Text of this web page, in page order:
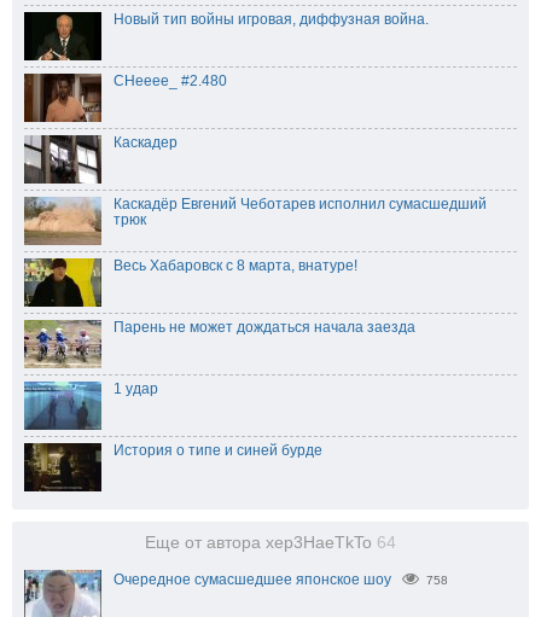
Новый тип войны игровая, диффузная война.
CHeeee_ #2.480
Каскадер
Каскадёр Евгений Чеботарев исполнил сумасшедший
трюк
Весь Хабаровск с 8 марта, внатуре!
Парень не может дождаться начала заезда
1 удар
История о типе и синей бурде
Еще от автора xep3HaeTkTo 64
Очередное сумасшедшее японское шоу 758